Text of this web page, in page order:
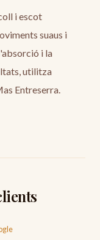
i escot
suaus i
i la
utilitza
Entreserra.